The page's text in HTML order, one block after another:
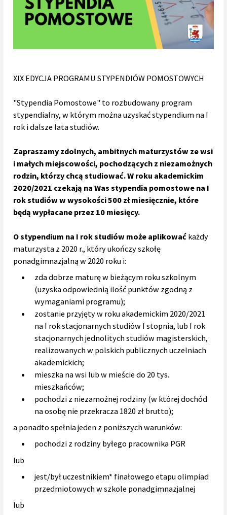
XIX EDYCJA PROGRAMU STYPENDIÓW POMOSTOWYCH
"Stypendia Pomostowe" to rozbudowany program
stypendialny, w którym można uzyskać stypendium na I
rok i dalsze lata studiów.
Zapraszamy zdolnych, ambitnych maturzystów ze wsi
i małych miejscowości, pochodzących z niezamożnych
rodzin, którzy chcą studiować. W roku akademickim
2020/2021 czekają na Was stypendia pomostowe na I
rok studiów w wysokości 500 zł miesięcznie, które
będą wypłacane przez 10 miesięcy.
O stypendium na I rok studiów może aplikować każdy
maturzysta z 2020 r., który ukończy szkołę
ponadgimnazjalną w 2020 roku i:
zda dobrze maturę w bieżącym roku szkolnym
(uzyska odpowiednią ilość punktów zgodną z
wymaganiami programu);
zostanie przyjęty w roku akademickim 2020/2021
na I rok stacjonarnych studiów I stopnia, lub I rok
stacjonarnych jednolitych studiów magisterskich,
realizowanych w polskich publicznych uczelniach
akademickich;
mieszka na wsi lub w mieście do 20 tys.
mieszkańców;
pochodzi z niezamożnej rodziny (w której dochód
na osobę nie przekracza 1820 zł brutto);
a ponadto spełnia jeden z poniższych warunków:
pochodzi z rodziny byłego pracownika PGR
lub
jest/był uczestnikiem* finałowego etapu olimpiad
przedmiotowych w szkole ponadgimnazjalnej
lub